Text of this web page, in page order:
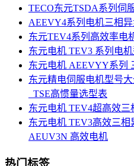
TECO东元TSDA系列伺
AEEVY4系列电机三相
东元TEV4系列高效率电
东元电机 TEV3 系列电机
东元电机 AEEVYY系列
东元精电伺服电机型号
_TSE高惯量选型表
东元电机 TEV4超高效三
东元电机 TEV3高效三相
AEUV3N 高效电机
热门标签